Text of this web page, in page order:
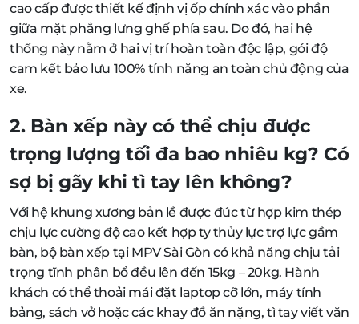
cao cấp được thiết kế định vị ốp chính xác vào phần
giữa mặt phẳng lưng ghế phía sau. Do đó, hai hệ
thống này nằm ở hai vị trí hoàn toàn độc lập, gói độ
cam kết bảo lưu 100% tính năng an toàn chủ động của
xe.
2. Bàn xếp này có thể chịu được
trọng lượng tối đa bao nhiêu kg? Có
sợ bị gãy khi tì tay lên không?
Với hệ khung xương bản lề được đúc từ hợp kim thép
chịu lực cường độ cao kết hợp ty thủy lực trợ lực gầm
bàn, bộ bàn xếp tại MPV Sài Gòn có khả năng chịu tải
trọng tĩnh phân bổ đều lên đến 15kg – 20kg. Hành
khách có thể thoải mái đặt laptop cỡ lớn, máy tính
bảng, sách vở hoặc các khay đồ ăn nặng, tì tay viết văn